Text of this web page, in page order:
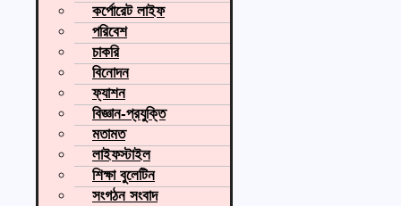
কর্পোরেট লাইফ
পরিবেশ
চাকরি
বিনোদন
ফ্যাশন
বিজ্ঞান-প্রযুক্তি
মতামত
লাইফস্টাইল
শিক্ষা বুলেটিন
সংগঠন সংবাদ